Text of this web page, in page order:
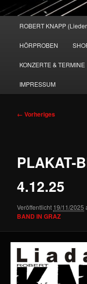
ROBERT KNAPP
HÖRPROBEN
KONZERTE & TERMINE
IMPRESSUM
Bilder-
← Vorheriges
PLAKAT-
4.12.25
Veröffentlicht 19/11/2025
BAND IN GRAZ